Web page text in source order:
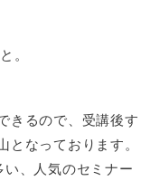
。
きるので、受講後す
なっております。
、人気のセミナー